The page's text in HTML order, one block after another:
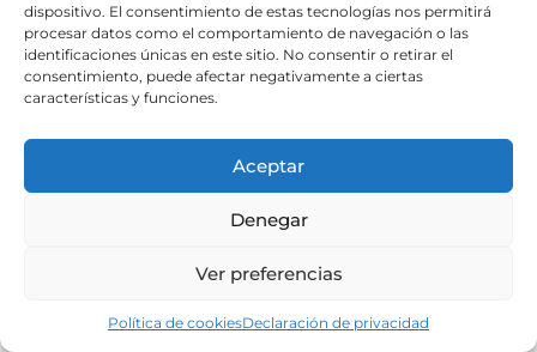
dispositivo. El consentimiento de estas tecnologías nos permitirá
procesar datos como el comportamiento de navegación o las
identificaciones únicas en este sitio. No consentir o retirar el
consentimiento, puede afectar negativamente a ciertas
características y funciones.
Aceptar
Denegar
Ver preferencias
Política de cookiesDeclaración de privacidad
Aviso legalPolítica de privacidad
Política de cookies
Portal de transparencia